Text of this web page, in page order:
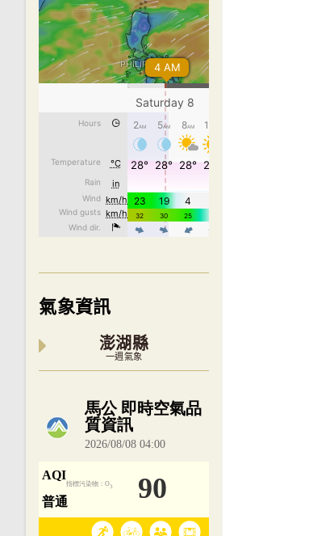
氣象資訊
澎湖縣
一週氣象
內嵌空氣品質小工具為視覺預覽，完整